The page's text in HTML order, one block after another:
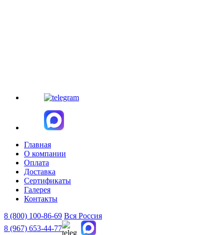
Главная
О компании
Оплата
Доставка
Сертификаты
Галерея
Контакты
8 (800) 100-86-69 Вся Россия
8 (967) 653-44-77